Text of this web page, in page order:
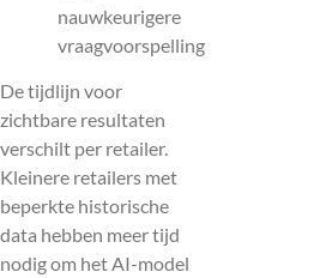
nauwkeurigere
vraagvoorspelling
De tijdlijn voor
zichtbare resultaten
verschilt per retailer.
Kleinere retailers met
beperkte historische
data hebben meer tijd
nodig om het AI-model